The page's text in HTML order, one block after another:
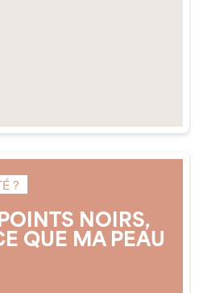
?
NOIRS,
QUE MA PEAU